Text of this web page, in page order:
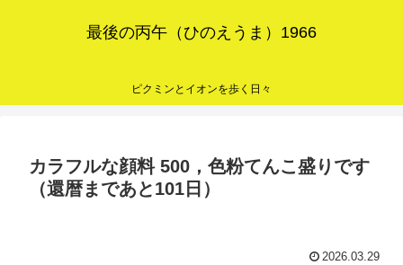
最後の丙午（ひのえうま）1966
ピクミンとイオンを歩く日々
カラフルな顔料 500，色粉てんこ盛りです
（還暦まであと101日）
2026.03.29